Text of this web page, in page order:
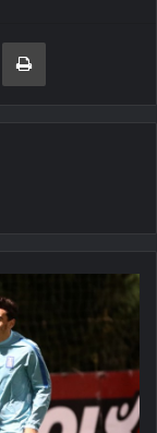
Κοινοποίηση μέσω ηλεκτρονικού ταχυδρομείουΕκτύπωση